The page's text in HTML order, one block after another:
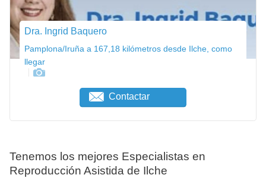
Dra. Ingrid Baquero
Pamplona/Iruña a 167,18 kilómetros desde Ilche, como
llegar
Contactar
Tenemos los mejores Especialistas en
Reproducción Asistida de Ilche